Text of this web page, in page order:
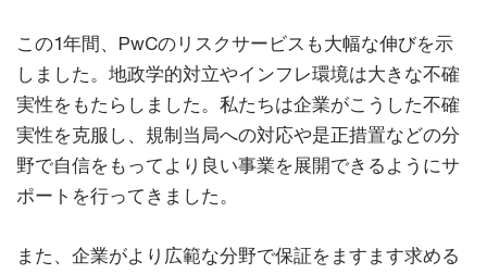
この1年間、PwCのリスクサービスも大幅な伸びを示
しました。地政学的対立やインフレ環境は大きな不確
実性をもたらしました。私たちは企業がこうした不確
実性を克服し、規制当局への対応や是正措置などの分
野で自信をもってより良い事業を展開できるようにサ
ポートを行ってきました。
また、企業がより広範な分野で保証をますます求める